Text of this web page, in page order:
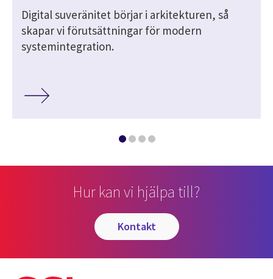
Digital suveränitet börjar i arkitekturen, så
skapar vi förutsättningar för modern
systemintegration.
Hur kan vi hjälpa till?
kontakt